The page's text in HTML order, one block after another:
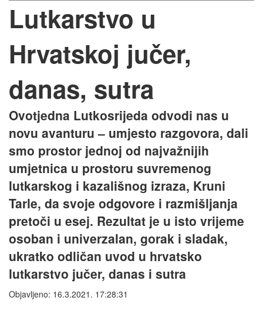
Lutkarstvo u
Hrvatskoj jučer,
danas, sutra
Ovotjedna Lutkosrijeda odvodi nas u
novu avanturu – umjesto razgovora, dali
smo prostor jednoj od najvažnijih
umjetnica u prostoru suvremenog
lutkarskog i kazališnog izraza, Kruni
Tarle, da svoje odgovore i razmišljanja
pretoči u esej. Rezultat je u isto vrijeme
osoban i univerzalan, gorak i sladak,
ukratko odličan uvod u hrvatsko
lutkarstvo jučer, danas i sutra
Objavljeno: 16.3.2021. 17:28:31